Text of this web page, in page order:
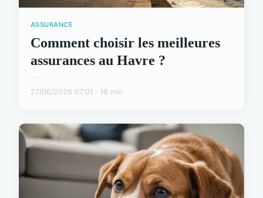
ASSURANCE
Comment choisir les meilleures
assurances au Havre ?
...
27/06/2026 07:01 · 16 min